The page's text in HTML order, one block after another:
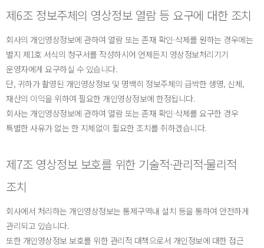
제6조 정보주체의 영상정보 열람 등 요구에 대한 조치
회사의 개인영상정보에 관하여 열람 또는 존재 확인·삭제를 원하는 경우에는
별지 제1호 서식의 청구서를 작성하시어 언제든지 영상정보처리기기
운영자에게 요구하실 수 있습니다.
단, 귀하가 촬영된 개인영상정보 및 명백히 정보주체의 급박한 생명, 신체,
재산의 이익을 위하여 필요한 개인영상정보에 한정됩니다.
회사는 개인영상정보에 관하여 열람 또는 존재 확인·삭제를 요구한 경우
특별한 사유가 없는 한 지체없이 필요한 조치를 취하겠습니다.
제7조 영상정보 보호를 위한 기술적·관리적·물리적
조치
회사에서 처리하는 개인영상정보는 통제구역내 설치 등을 통하여 안전하게
관리되고 있습니다.
또한 개인영상정보 보호를 위한 관리적 대책으로서 개인정보에 대한 접근